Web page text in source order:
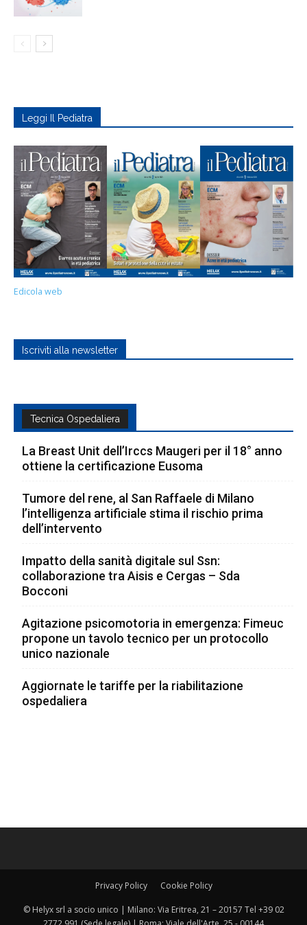
Leggi Il Pediatra
Edicola web
Iscriviti alla newsletter
Tecnica Ospedaliera
La Breast Unit dell’Irccs Maugeri per il 18° anno
ottiene la certificazione Eusoma
Tumore del rene, al San Raffaele di Milano
l’intelligenza artificiale stima il rischio prima
dell’intervento
Impatto della sanità digitale sul Ssn:
collaborazione tra Aisis e Cergas – Sda
Bocconi
Agitazione psicomotoria in emergenza: Fimeuc
propone un tavolo tecnico per un protocollo
unico nazionale
Aggiornate le tariffe per la riabilitazione
ospedaliera
Privacy Policy Cookie Policy
© Helyx srl a socio unico | Milano: Via Eritrea, 21 – 20157 Tel +39 02